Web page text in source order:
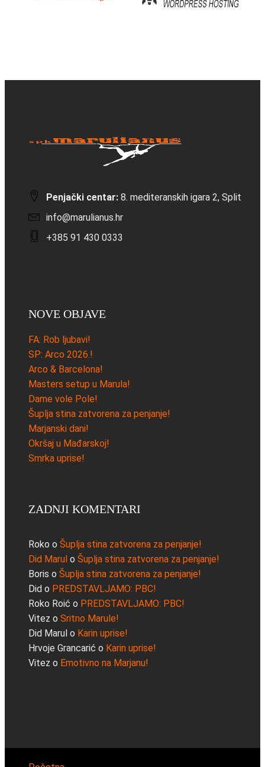
Penjački centar: 8. mediteranskih igara 2, Split
info@marulianus.hr
+385 91 430 0333
NOVE OBJAVE
FA: Rob ljubavi!
SP: Arco 2026.!
Arco & Barcelona!
Masters setup u Marula!
Dame vole Pole!
Šuplja stina zatvorena za penjanje!
Marjanski dani!
Okršaj u Mađarskoj!
Smrka uprise!
ZADNJI KOMENTARI
Roko o Šuplja stina zatvorena za penjanje!
Did Marul o Šuplja stina zatvorena za penjanje!
Boris o Šuplja stina zatvorena za penjanje!
Did o PREDSTAVLJAMO: PBC!
Roko Roić o PREDSTAVLJAMO: PBC!
Vitez o Sritno Marule!
Did Marul o Karin uprise!
Hrvoje Grancarić o Karin uprise!
Vitez o Emotivno na Marjanu!